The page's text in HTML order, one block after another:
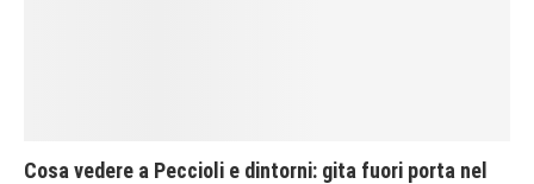
Cosa vedere a Peccioli e dintorni: gita fuori porta nel